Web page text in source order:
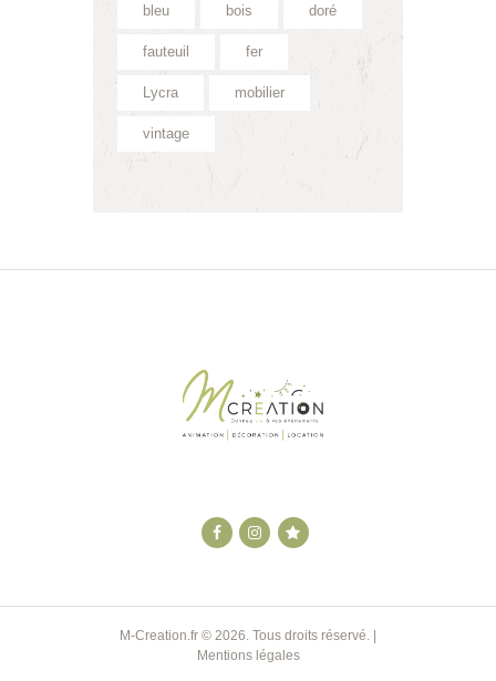
bleu bois doré
fauteuil fer
Lycra mobilier
vintage
M-Creation.fr © 2026. Tous droits réservé. |
Mentions légales